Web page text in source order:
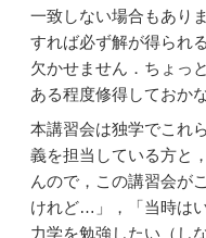
一致しない場合もあり
すれば必ず解が得られ
欠かせません．ちょっ
ある程度修得しておか
本講習会は独学でこれ
義を担当している方と
んので，この講習会が
けれど…」，「当時は
力学を勉強したい（し